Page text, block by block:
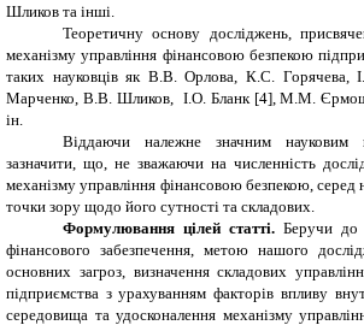
Шликов та інші.
Теоретичну основу досліджень,
механізму управління фінансовою безпекою
таких науковців як В.В. Орлова, К.С.
Марченко, В.В. Шликов, І.О. Бланк [4], М.М.
ін.
Віддаючи належне значним науковим
зазначити, що, не зважаючи на численність
механізму управління фінансовою безпекою, серед
точки зору щодо його сутності та складових.
Формулювання цілей статті. Беручи до
фінансового забезпечення, метою нашого
основних загроз, визначення складових
підприємства з урахуванням факторів впливу
середовища та удосконалення механізму